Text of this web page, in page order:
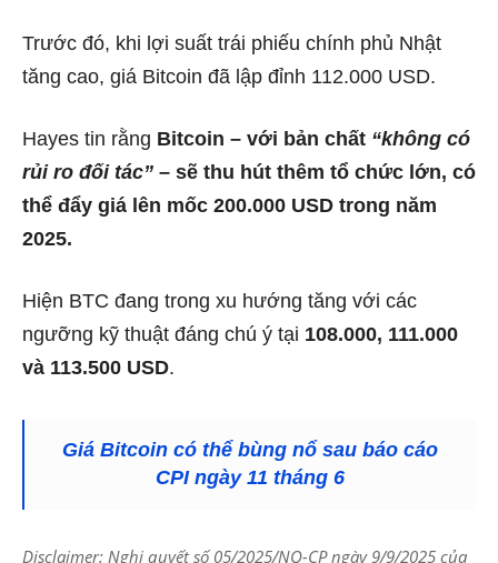
Trước đó, khi lợi suất trái phiếu chính phủ Nhật
tăng cao, giá Bitcoin đã lập đỉnh 112.000 USD.
Hayes tin rằng Bitcoin – với bản chất “không có
rủi ro đối tác” – sẽ thu hút thêm tổ chức lớn, có
thể đẩy giá lên mốc 200.000 USD trong năm
2025.
Hiện BTC đang trong xu hướng tăng với các
ngưỡng kỹ thuật đáng chú ý tại 108.000, 111.000
và 113.500 USD.
Giá Bitcoin có thể bùng nổ sau báo cáo
CPI ngày 11 tháng 6
Disclaimer: Nghị quyết số 05/2025/NQ-CP ngày 9/9/2025 của